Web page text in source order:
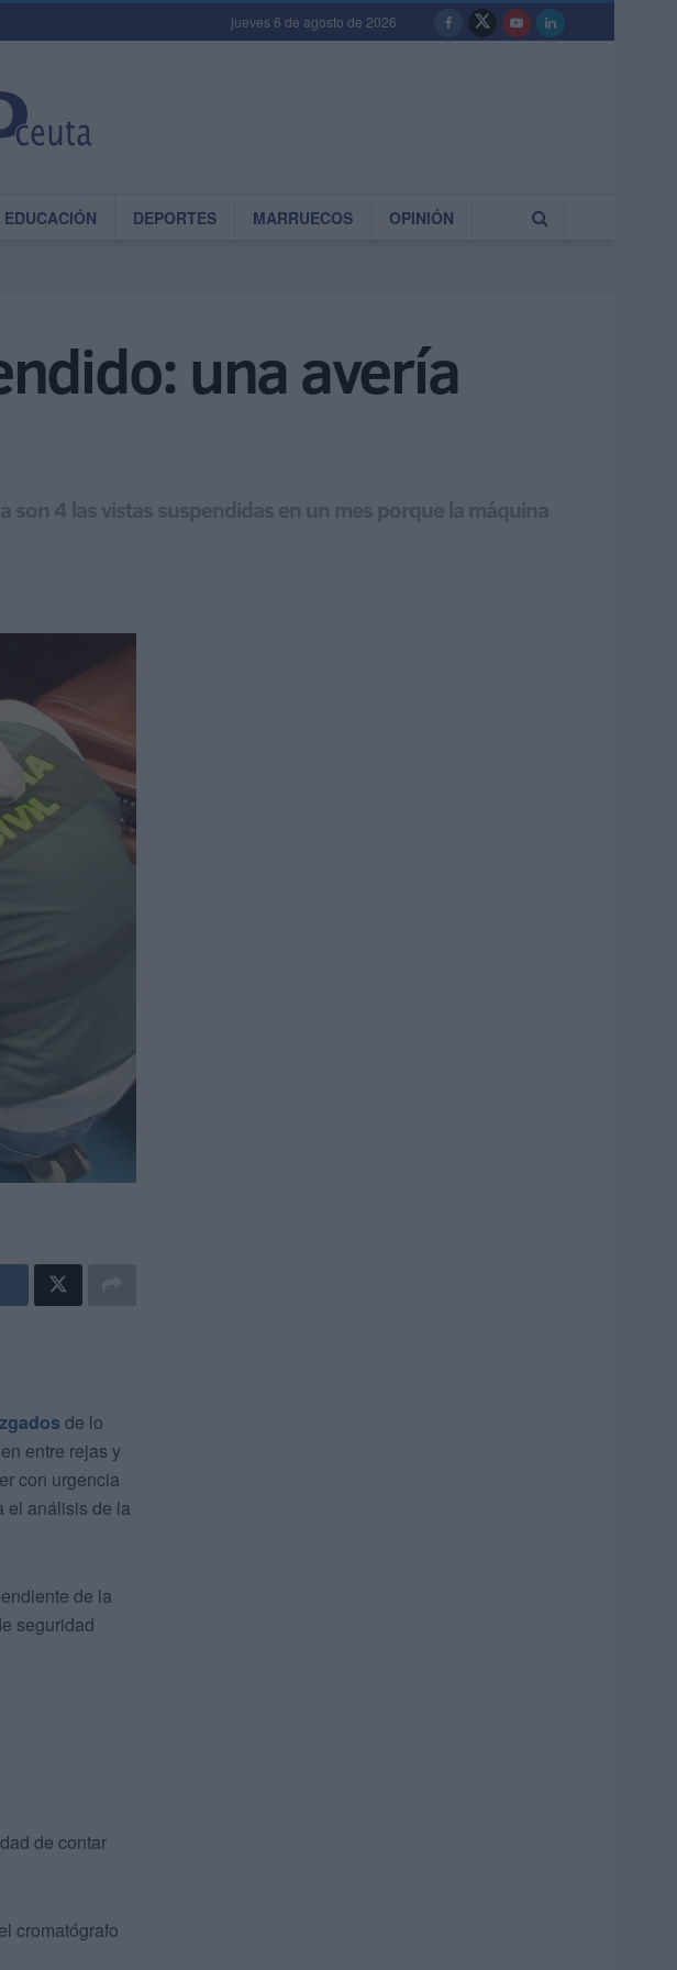
jueves 6 de agosto de 2026
EDUCACIÓN DEPORTES MARRUECOS OPINIÓN
una avería
4 las vistas suspendidas en un mes porque la máquina
de lo
entre rejas y
con urgencia
el análisis de la
de la
seguridad
de contar
cromatógrafo